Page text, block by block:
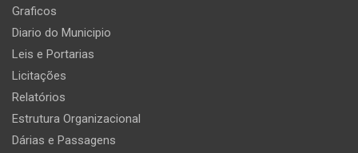
Graficos
Diario do Municipio
Leis e Portarias
Licitações
Relatórios
Estrutura Organizacional
Dárias e Passagens